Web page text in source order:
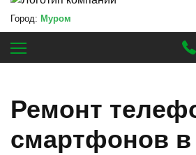
Город: Муром
Ремонт
смартфонов